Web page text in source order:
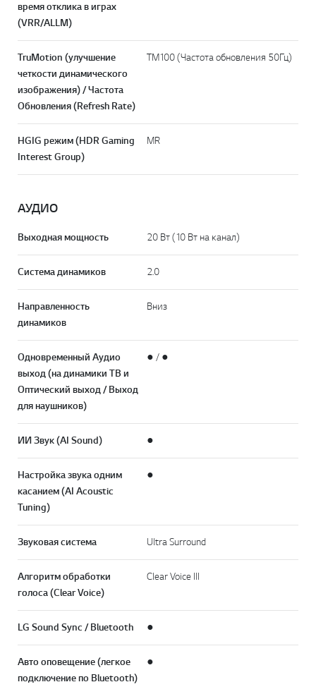
время отклика в играх
(VRR/ALLM)
TruMotion (улучшение
четкости динамического
изображения) / Частота
Обновления (Refresh Rate)
TM100 (Частота обновления 50Гц)
HGIG режим (HDR Gaming
Interest Group)
MR
АУДИО
Выходная мощность 20 Вт (10 Вт на канал)
Система динамиков 2.0
Направленность
динамиков
Вниз
Одновременный Аудио
выход (на динамики TB и
Оптический выход / Выход
для наушников)
● / ●
ИИ Звук (AI Sound) ●
Настройка звука одним
касанием (AI Acoustic
Tuning)
●
Звуковая система Ultra Surround
Алгоритм обработки
голоса (Clear Voice)
Clear Voice III
LG Sound Sync / Bluetooth ●
Авто оповещение (легкое
подключение по Bluetooth)
●